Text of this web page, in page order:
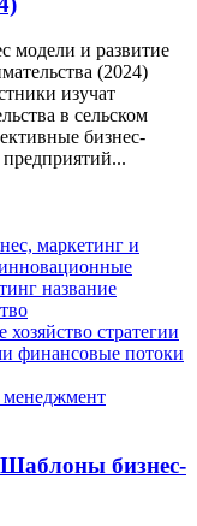
модели и развитие
(2024)
изучат
в сельском
бизнес-
предприятий...
маркетинг и
название
хозяйство стратегии
финансовые потоки
менеджмент
бизнес-